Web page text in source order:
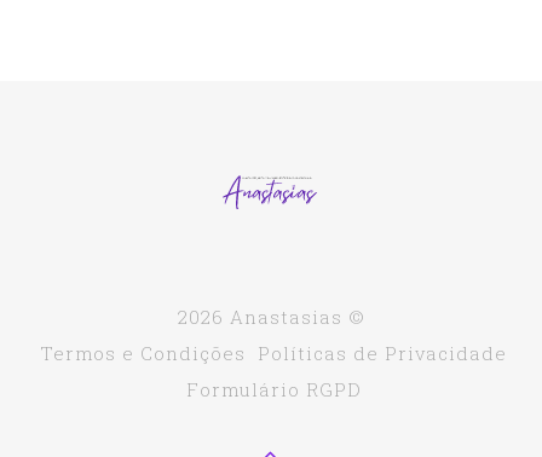
2026 Anastasias ©
Termos e Condições
Políticas de Privacidade
Formulário RGPD